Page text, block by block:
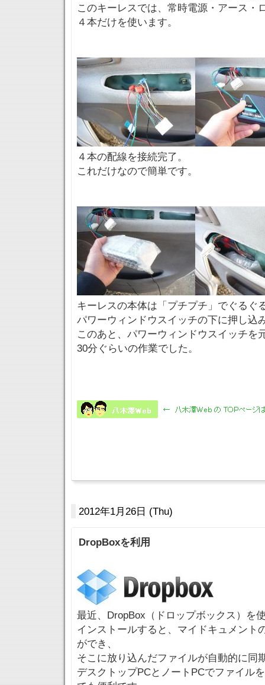
このキーレスでは、常時電源・アース・
４本だけを使います。
４本の配線を接続完了。
これだけなので簡単です。
キーレスの本体は「プチプチ」でぐるぐ
パワーウィンドウスイッチの下に押し込
このあと、パワーウィンドウスイッチを
30分ぐらいの作業でした。
2012年1月26日 (Thu)
DropBoxを利用
最近、DropBox（ドロップボックス）を
インストールすると、マイドキュメント
ができ、
そこに放り込んだファイルが自動的に同
デスクトップPCとノートPCでファイル